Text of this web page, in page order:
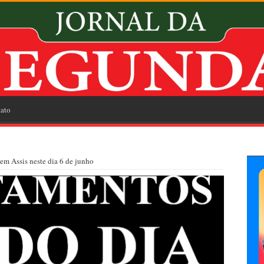
Assis neste dia 6 de junho